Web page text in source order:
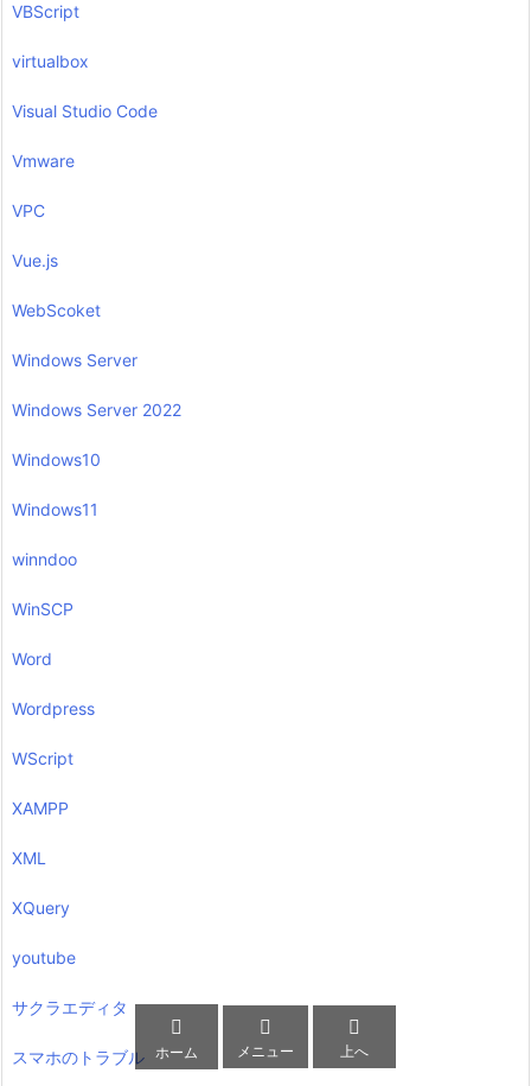
VBScript
virtualbox
Visual Studio Code
Vmware
VPC
Vue.js
WebScoket
Windows Server
Windows Server 2022
Windows10
Windows11
winndoo
WinSCP
Word
Wordpress
WScript
XAMPP
XML
XQuery
youtube
サクラエディタ
スマホのトラブル

ホーム

メニュー

上へ